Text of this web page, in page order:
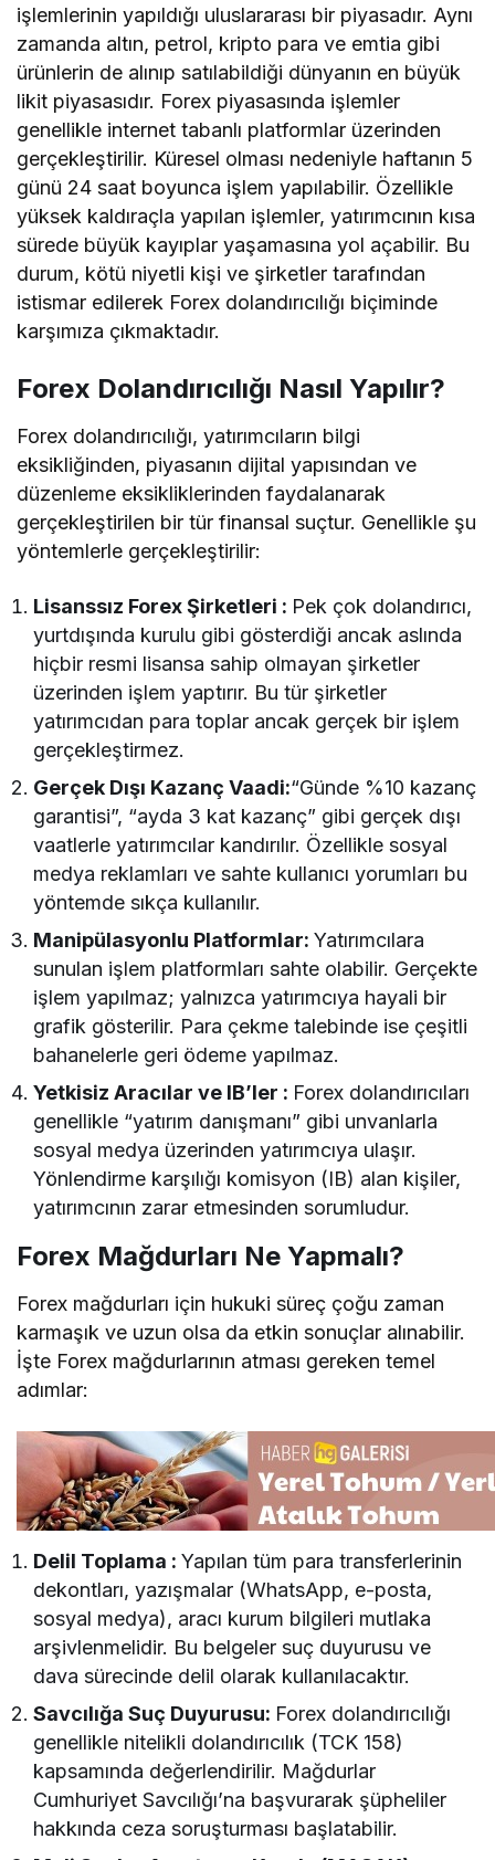
işlemlerinin yapıldığı uluslararası bir piyasadır. Aynı
zamanda altın, petrol, kripto para ve emtia gibi
ürünlerin de alınıp satılabildiği dünyanın en büyük
likit piyasasıdır. Forex piyasasında işlemler
genellikle internet tabanlı platformlar üzerinden
gerçekleştirilir. Küresel olması nedeniyle haftanın 5
günü 24 saat boyunca işlem yapılabilir. Özellikle
yüksek kaldıraçla yapılan işlemler, yatırımcının kısa
sürede büyük kayıplar yaşamasına yol açabilir. Bu
durum, kötü niyetli kişi ve şirketler tarafından
istismar edilerek Forex dolandırıcılığı biçiminde
karşımıza çıkmaktadır.
Forex Dolandırıcılığı Nasıl Yapılır?
Forex dolandırıcılığı, yatırımcıların bilgi
eksikliğinden, piyasanın dijital yapısından ve
düzenleme eksikliklerinden faydalanarak
gerçekleştirilen bir tür finansal suçtur. Genellikle şu
yöntemlerle gerçekleştirilir:
Lisanssız Forex Şirketleri : Pek çok dolandırıcı,
yurtdışında kurulu gibi gösterdiği ancak aslında
hiçbir resmi lisansa sahip olmayan şirketler
üzerinden işlem yaptırır. Bu tür şirketler
yatırımcıdan para toplar ancak gerçek bir işlem
gerçekleştirmez.
Gerçek Dışı Kazanç Vaadi:“Günde %10 kazanç
garantisi”, “ayda 3 kat kazanç” gibi gerçek dışı
vaatlerle yatırımcılar kandırılır. Özellikle sosyal
medya reklamları ve sahte kullanıcı yorumları bu
yöntemde sıkça kullanılır.
Manipülasyonlu Platformlar:Yatırımcılara
sunulan işlem platformları sahte olabilir. Gerçekte
işlem yapılmaz; yalnızca yatırımcıya hayali bir
grafik gösterilir. Para çekme talebinde ise çeşitli
bahanelerle geri ödeme yapılmaz.
Yetkisiz Aracılar ve IB’ler : Forex dolandırıcıları
genellikle “yatırım danışmanı” gibi unvanlarla
sosyal medya üzerinden yatırımcıya ulaşır.
Yönlendirme karşılığı komisyon (IB) alan kişiler,
yatırımcının zarar etmesinden sorumludur.
Forex Mağdurları Ne Yapmalı?
Forex mağdurları için hukuki süreç çoğu zaman
karmaşık ve uzun olsa da etkin sonuçlar alınabilir.
İşte Forex mağdurlarının atması gereken temel
adımlar:
Delil Toplama :Yapılan tüm para transferlerinin
dekontları, yazışmalar (WhatsApp, e-posta,
sosyal medya), aracı kurum bilgileri mutlaka
arşivlenmelidir. Bu belgeler suç duyurusu ve
dava sürecinde delil olarak kullanılacaktır.
Savcılığa Suç Duyurusu: Forex dolandırıcılığı
genellikle nitelikli dolandırıcılık (TCK 158)
kapsamında değerlendirilir. Mağdurlar
Cumhuriyet Savcılığı’na başvurarak şüpheliler
hakkında ceza soruşturması başlatabilir.